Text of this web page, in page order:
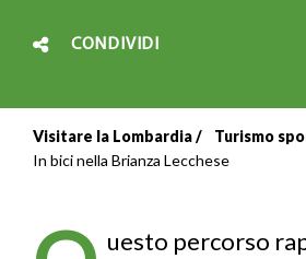
CONDIVIDI
Briciole
Visitare la Lombardia
Turismo
In bici nella Brianza Lecchese
uesto percorso